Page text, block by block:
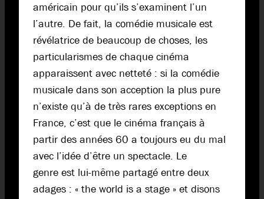
américain pour qu’ils s’examinent l’un
l’autre. De fait, la comédie musicale est
révélatrice de beaucoup de choses, les
particularismes de chaque cinéma
apparaissent avec netteté : si la comédie
musicale dans son acception la plus pure
n’existe qu’à de très rares exceptions en
France, c’est que le cinéma français à
partir des années 60 a toujours eu du mal
avec l’idée d’être un spectacle. Le
genre est lui-même partagé entre deux
adages : « the world is a stage » et disons